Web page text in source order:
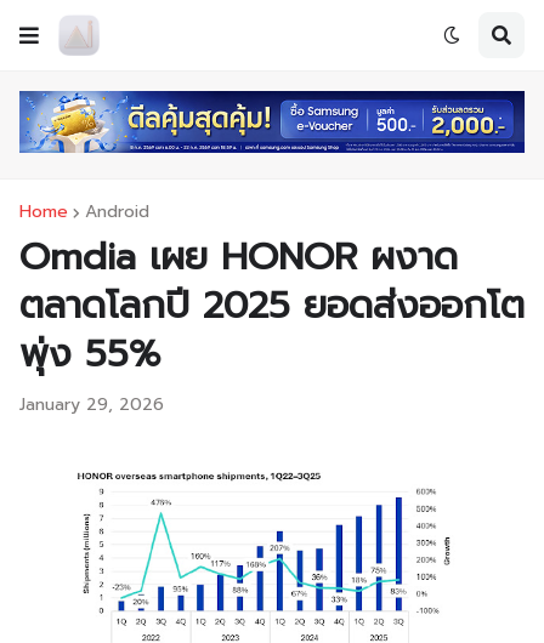
Home Android
Omdia เผย HONOR ผงาด
ตลาดโลกปี 2025 ยอดส่งออกโต
พุ่ง 55%
January 29, 2026